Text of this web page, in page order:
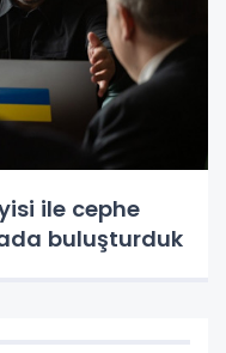
ile cephe
buluşturduk